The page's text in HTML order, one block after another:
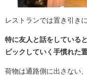
レストランでは置き引き
特に友人と話をしている
ピックしていく手慣れた
荷物は通路側に出さない